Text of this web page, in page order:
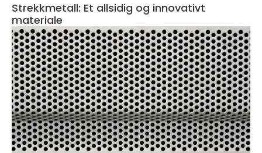
Strekkmetall: Et allsidig og innovativt
materiale